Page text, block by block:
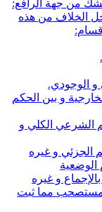
من جهة الرافع:
الخلاف من هذه
الوجودي.
و بين الحكم
الكلي و
و غيره
و غيره
مما ثبت